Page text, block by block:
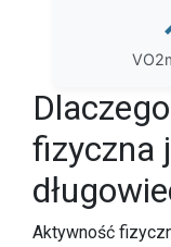
fizyczna
Aktywność